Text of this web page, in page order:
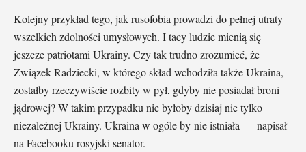
Kolejny przykład tego, jak rusofobia prowadzi do pełnej utraty
wszelkich zdolności umysłowych. I tacy ludzie mienią się
jeszcze patriotami Ukrainy. Czy tak trudno zrozumieć, że
Związek Radziecki, w którego skład wchodziła także Ukraina,
zostałby rzeczywiście rozbity w pył, gdyby nie posiadał broni
jądrowej? W takim przypadku nie byłoby dzisiaj nie tylko
niezależnej Ukrainy. Ukraina w ogóle by nie istniała — napisał
na Facebooku rosyjski senator.